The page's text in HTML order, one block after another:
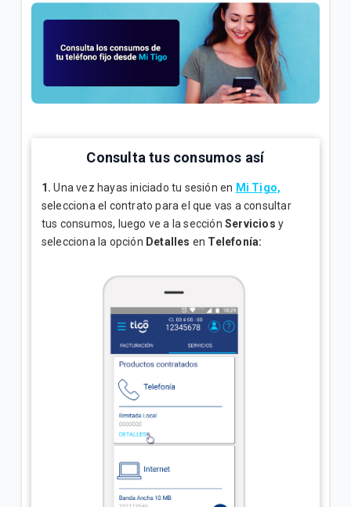
¿Cómo configurar servicios especiales en su línea
¿Qué es Citofonía Virtual Tigo para edificios? |
General
Consulta tus consumos así
1.Una vez hayas iniciado tu sesión en Mi Tigo,
selecciona el contrato para el que vas a consultar
tus consumos, luego ve a la sección Servicios y
selecciona la opción Detalles en Telefonía: